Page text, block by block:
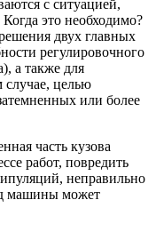
с ситуацией,
Когда это необходимо?
двух главных
регулировочного
а также для
случае, целью
или более
часть кузова
работ, повредить
неправильно
машины может